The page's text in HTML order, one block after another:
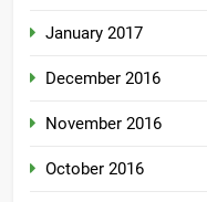
January 2017
December 2016
November 2016
October 2016